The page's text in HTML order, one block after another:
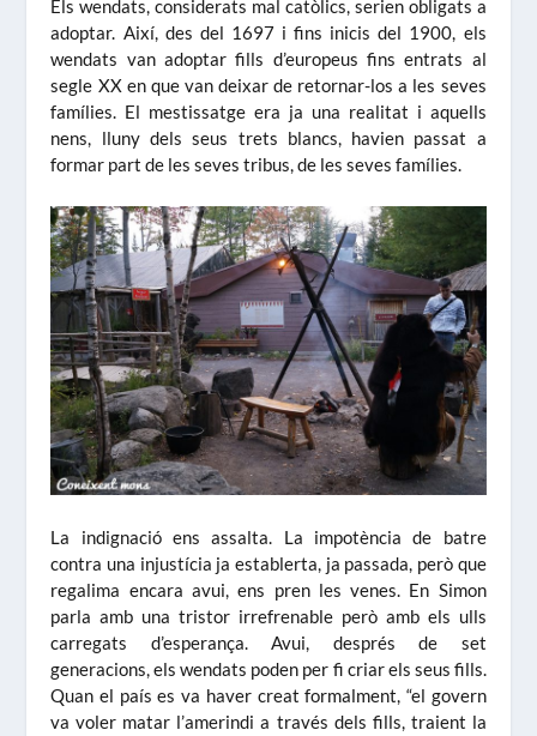
Els wendats, considerats mal catòlics, serien obligats a
adoptar. Així, des del 1697 i fins inicis del 1900, els
wendats van adoptar fills d’europeus fins entrats al
segle XX en que van deixar de retornar-los a les seves
famílies. El mestissatge era ja una realitat i aquells
nens, lluny dels seus trets blancs, havien passat a
formar part de les seves tribus, de les seves famílies.
La indignació ens assalta. La impotència de batre
contra una injustícia ja establerta, ja passada, però que
regalima encara avui, ens pren les venes. En Simon
parla amb una tristor irrefrenable però amb els ulls
carregats d’esperança. Avui, després de set
generacions, els wendats poden per fi criar els seus fills.
Quan el país es va haver creat formalment, “el govern
va voler matar l’amerindi a través dels fills, traient la